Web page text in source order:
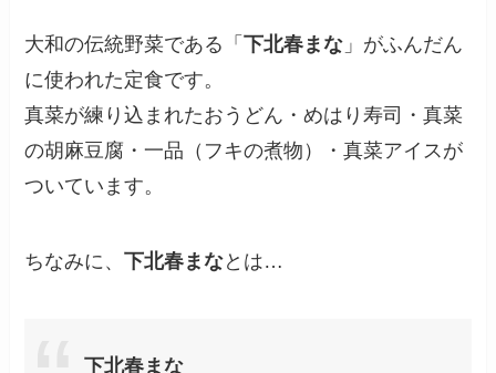
大和の伝統野菜である「下北春まな 」がふんだん
に使われた定食です。
真菜が練り込まれたおうどん・めはり寿司・真菜
の胡麻豆腐・一品（フキの煮物）・真菜アイスが
ついています。
ちなみに、下北春まなとは…
下北春まな